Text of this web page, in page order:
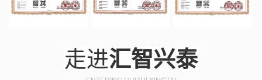
走进汇智兴泰